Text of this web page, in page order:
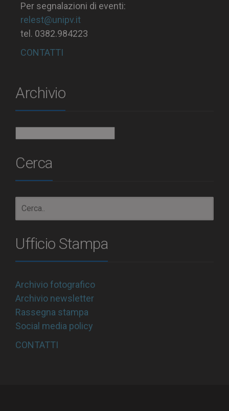
Per segnalazioni di eventi:
relest@unipv.it
tel. 0382.984223
CONTATTI
Archivio
Cerca
Ufficio Stampa
Archivio fotografico
Archivio newsletter
Rassegna stampa
Social media policy
CONTATTI